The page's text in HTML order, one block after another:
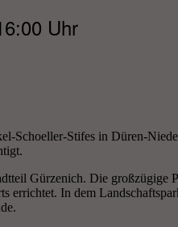
Uhr
Schoeller-Stifes in Düren-
Gürzenich. Die großzügige
errichtet. In dem